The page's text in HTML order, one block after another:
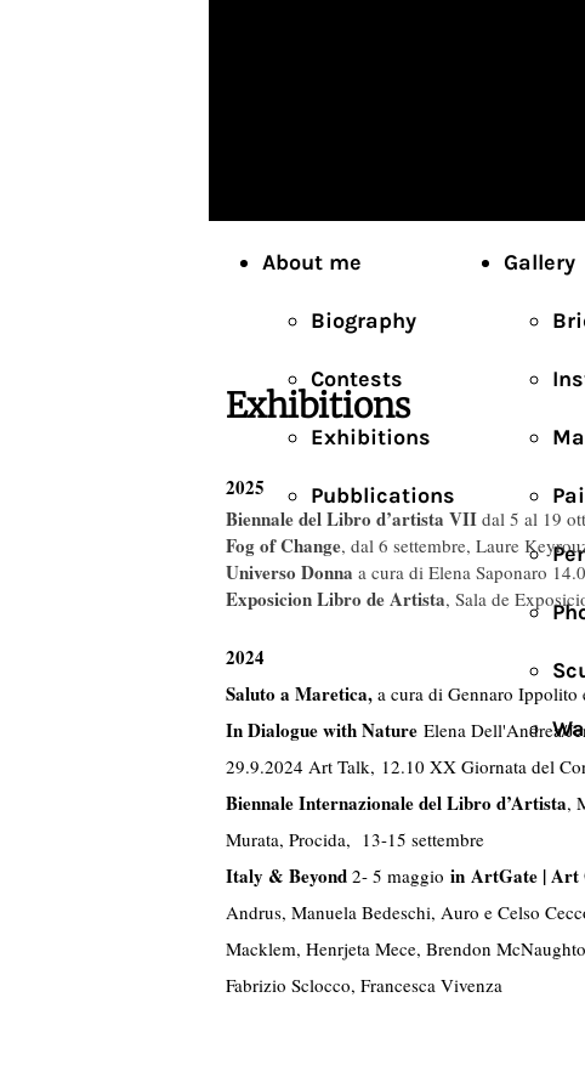
About me
Biography
Contests
Exhibitions
Pubblications
Gallery
Exhibitions
2025
Biennale del Libro d’artista VII dal 5 al 19
Fog of Change, dal 6 settembre, Laure
Universo Donna a cura di Elena Saponaro
Exposicion Libro de Artista, Sala de
2024
Saluto a Maretica, a cura di Gennaro Ippolito
In Dialogue with Nature Elena Dell'Andrea/
29.9.2024 Art Talk, 12.10 XX Giornata del
Biennale Internazionale del Libro d’Artista,
Murata, Procida, 13-15 settembre
Italy & Beyond 2- 5 maggio in ArtGate | Art
Andrus, Manuela Bedeschi, Auro e Celso
Macklem, Henrjeta Mece, Brendon
Fabrizio Sclocco, Francesca Vivenza